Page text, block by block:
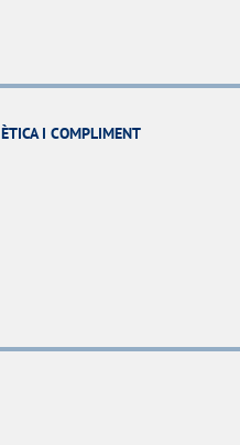
ÈTICA I COMPLIMENT